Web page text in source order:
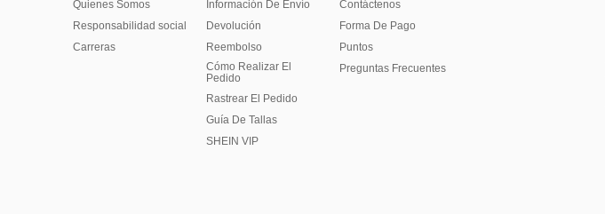
Quienes Somos
Responsabilidad social
Carreras
Información De Envío
Devolución
Reembolso
Cómo Realizar El
Pedido
Rastrear El Pedido
Guía De Tallas
SHEIN VIP
Contáctenos
Forma De Pago
Puntos
Preguntas Frecuentes